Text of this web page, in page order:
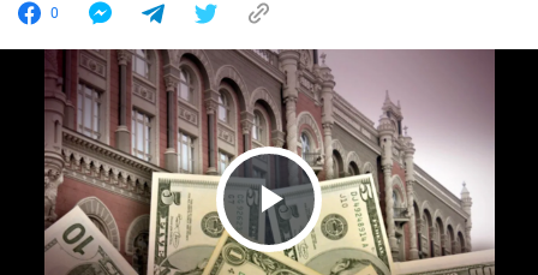
0
Play Video